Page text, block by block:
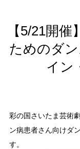
【5/21開
ためのダ
イン
彩の国さいたま芸術
ン病患者さん向けダ
す。